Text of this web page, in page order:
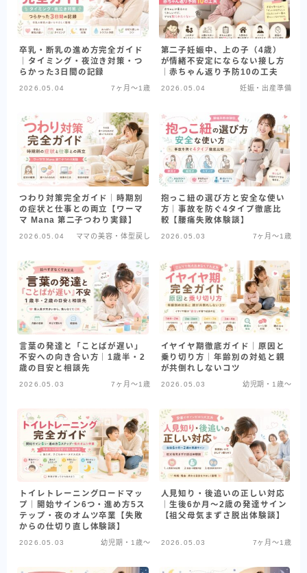
卒乳・断乳の進め方完全ガイド
｜タイミング・夜泣き対策・つ
らかった3日間の記録
2026.05.04 7ヶ月〜1歳
第二子妊娠中、上の子（4歳）
が情緒不安定にならない接し方
｜赤ちゃん返り予防10の工夫
2026.05.04 妊娠・出産準備
つわり対策完全ガイド｜時期別
の症状と仕事との両立【ワーマ
マ Mana 第二子つわり実録】
2026.05.04 ママの美容・体型戻し
抱っこ紐の選び方と安全な使い
方｜事故を防ぐ4タイプ徹底比
較【腰痛失敗体験談】
2026.05.03 7ヶ月〜1歳
言葉の発達と「ことばが遅い」
不安への向き合い方｜1歳半・2
歳の目安と相談先
2026.05.03 7ヶ月〜1歳
イヤイヤ期徹底ガイド｜原因と
乗り切り方｜年齢別の対処と親
が共倒れしないコツ
2026.05.03 幼児期・1歳〜
トイレトレーニングロードマッ
プ｜開始サイン6つ・進め方5ス
テップ・夜のオムツ卒業【失敗
からの仕切り直し体験談】
2026.05.03 幼児期・1歳〜
人見知り・後追いの正しい対応
｜生後6か月〜2歳の発達サイン
【祖父母気まずさ脱出体験談】
2026.05.03 7ヶ月〜1歳